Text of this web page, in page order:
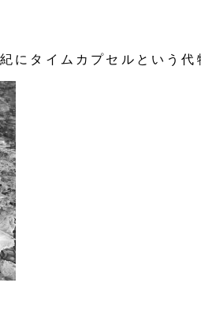
にタイムカプセルという代